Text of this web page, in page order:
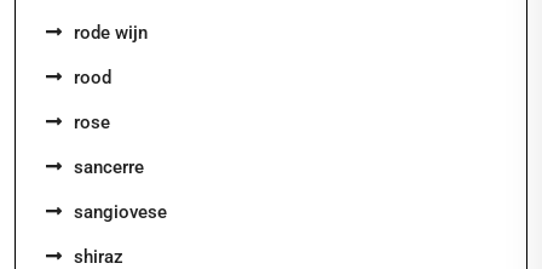
rode wijn
rood
rose
sancerre
sangiovese
shiraz